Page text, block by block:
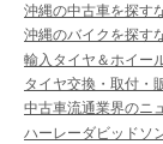
沖縄の中古車を探す
沖縄のバイクを探す
輸入タイヤ＆ホイー
タイヤ交換・取付・
中古車流通業界のニ
ハーレーダビッドソ